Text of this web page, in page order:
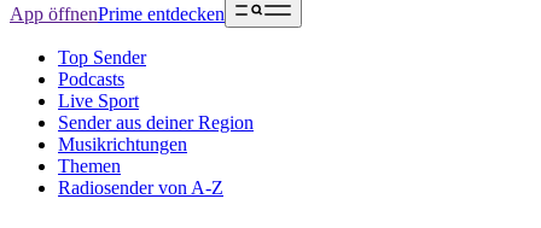
App öffnenPrime entdecken
Top Sender
Podcasts
Live Sport
Sender aus deiner Region
Musikrichtungen
Themen
Radiosender von A-Z